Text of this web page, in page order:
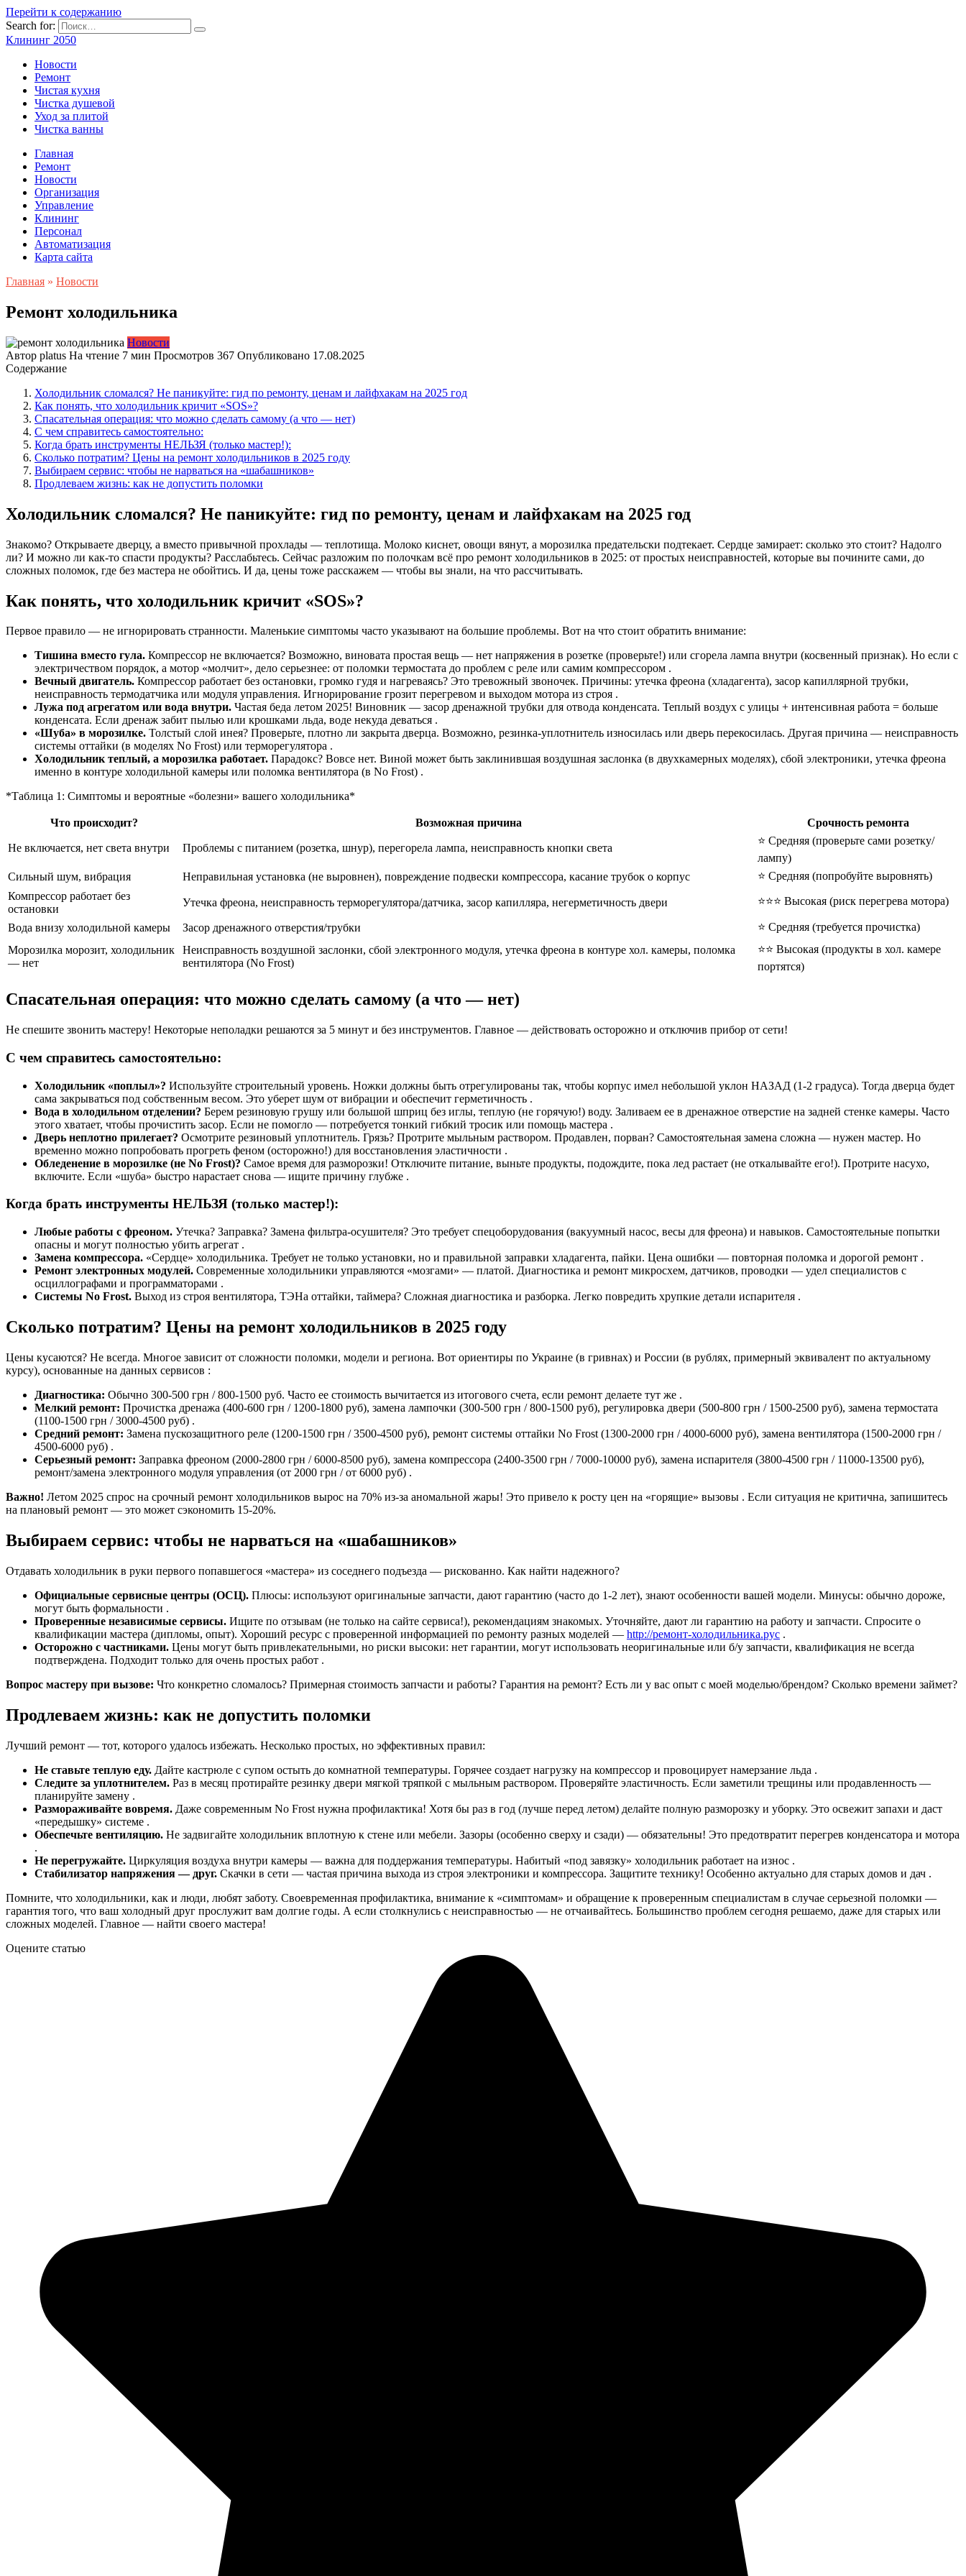
Перейти к содержанию
Search for:
Клининг 2050
Новости
Ремонт
Чистая кухня
Чистка душевой
Уход за плитой
Чистка ванны
Главная
Ремонт
Новости
Организация
Управление
Клининг
Персонал
Автоматизация
Карта сайта
Главная » Новости
Ремонт холодильника
Новости
Автор platus На чтение 7 мин Просмотров 367 Опубликовано 17.08.2025
Содержание
Холодильник сломался? Не паникуйте: гид по ремонту, ценам и лайфхакам на 2025 год
Как понять, что холодильник кричит «SOS»?
Спасательная операция: что можно сделать самому (а что — нет)
С чем справитесь самостоятельно:
Когда брать инструменты НЕЛЬЗЯ (только мастер!):
Сколько потратим? Цены на ремонт холодильников в 2025 году
Выбираем сервис: чтобы не нарваться на «шабашников»
Продлеваем жизнь: как не допустить поломки
Холодильник сломался? Не паникуйте: гид по ремонту, ценам и лайфхакам на 2025 год
Знакомо? Открываете дверцу, а вместо привычной прохлады — теплотища. Молоко киснет, овощи вянут, а морозилка предательски подтекает. Сердце замирает: сколько это стоит? Надолго
ли? И можно ли как-то спасти продукты? Расслабьтесь. Сейчас разложим по полочкам всё про ремонт холодильников в 2025: от простых неисправностей, которые вы почините сами, до
сложных поломок, где без мастера не обойтись. И да, цены тоже расскажем — чтобы вы знали, на что рассчитывать.
Как понять, что холодильник кричит «SOS»?
Первое правило — не игнорировать странности. Маленькие симптомы часто указывают на большие проблемы. Вот на что стоит обратить внимание:
Тишина вместо гула. Компрессор не включается? Возможно, виновата простая вещь — нет напряжения в розетке (проверьте!) или сгорела лампа внутри (косвенный признак). Но если с
электричеством порядок, а мотор «молчит», дело серьезнее: от поломки термостата до проблем с реле или самим компрессором .
Вечный двигатель. Компрессор работает без остановки, громко гудя и нагреваясь? Это тревожный звоночек. Причины: утечка фреона (хладагента), засор капиллярной трубки,
неисправность термодатчика или модуля управления. Игнорирование грозит перегревом и выходом мотора из строя .
Лужа под агрегатом или вода внутри. Частая беда летом 2025! Виновник — засор дренажной трубки для отвода конденсата. Теплый воздух с улицы + интенсивная работа = больше
конденсата. Если дренаж забит пылью или крошками льда, воде некуда деваться .
«Шуба» в морозилке. Толстый слой инея? Проверьте, плотно ли закрыта дверца. Возможно, резинка-уплотнитель износилась или дверь перекосилась. Другая причина — неисправность
системы оттайки (в моделях No Frost) или терморегулятора .
Холодильник теплый, а морозилка работает. Парадокс? Вовсе нет. Виной может быть заклинившая воздушная заслонка (в двухкамерных моделях), сбой электроники, утечка фреона
именно в контуре холодильной камеры или поломка вентилятора (в No Frost) .
*Таблица 1: Симптомы и вероятные «болезни» вашего холодильника*
Что происходит? Возможная причина Срочность ремонта
Не включается, нет света внутри Проблемы с питанием (розетка, шнур), перегорела лампа, неисправность кнопки света
⭐ Средняя (проверьте сами розетку/
лампу)
Сильный шум, вибрация
Неправильная установка (не выровнен), повреждение подвески компрессора, касание трубок о корпус
⭐ Средняя (попробуйте выровнять)
Компрессор работает без
остановки
Утечка фреона, неисправность терморегулятора/датчика, засор капилляра, негерметичность двери ⭐⭐⭐ Высокая (риск перегрева мотора)
Вода внизу холодильной камеры Засор дренажного отверстия/трубки
⭐ Средняя (требуется прочистка)
Морозилка морозит, холодильник
— нет
Неисправность воздушной заслонки, сбой электронного модуля, утечка фреона в контуре хол. камеры, поломка
вентилятора (No Frost)
⭐⭐ Высокая (продукты в хол. камере
портятся)
Спасательная операция: что можно сделать самому (а что — нет)
Не спешите звонить мастеру! Некоторые неполадки решаются за 5 минут и без инструментов. Главное — действовать осторожно и отключив прибор от сети!
С чем справитесь самостоятельно:
Холодильник «поплыл»? Используйте строительный уровень. Ножки должны быть отрегулированы так, чтобы корпус имел небольшой уклон НАЗАД (1-2 градуса). Тогда дверца будет
сама закрываться под собственным весом. Это уберет шум от вибрации и обеспечит герметичность .
Вода в холодильном отделении? Берем резиновую грушу или большой шприц без иглы, теплую (не горячую!) воду. Заливаем ее в дренажное отверстие на задней стенке камеры. Часто
этого хватает, чтобы прочистить засор. Если не помогло — потребуется тонкий гибкий тросик или помощь мастера .
Дверь неплотно прилегает? Осмотрите резиновый уплотнитель. Грязь? Протрите мыльным раствором. Продавлен, порван? Самостоятельная замена сложна — нужен мастер. Но
временно можно попробовать прогреть феном (осторожно!) для восстановления эластичности .
Обледенение в морозилке (не No Frost)? Самое время для разморозки! Отключите питание, выньте продукты, подождите, пока лед растает (не откалывайте его!). Протрите насухо,
включите. Если «шуба» быстро нарастает снова — ищите причину глубже .
Когда брать инструменты НЕЛЬЗЯ (только мастер!):
Любые работы с фреоном. Утечка? Заправка? Замена фильтра-осушителя? Это требует спецоборудования (вакуумный насос, весы для фреона) и навыков. Самостоятельные попытки
опасны и могут полностью убить агрегат .
Замена компрессора. «Сердце» холодильника. Требует не только установки, но и правильной заправки хладагента, пайки. Цена ошибки — повторная поломка и дорогой ремонт .
Ремонт электронных модулей. Современные холодильники управляются «мозгами» — платой. Диагностика и ремонт микросхем, датчиков, проводки — удел специалистов с
осциллографами и программаторами .
Системы No Frost. Выход из строя вентилятора, ТЭНа оттайки, таймера? Сложная диагностика и разборка. Легко повредить хрупкие детали испарителя .
Сколько потратим? Цены на ремонт холодильников в 2025 году
Цены кусаются? Не всегда. Многое зависит от сложности поломки, модели и региона. Вот ориентиры по Украине (в гривнах) и России (в рублях, примерный эквивалент по актуальному
курсу), основанные на данных сервисов :
Диагностика: Обычно 300-500 грн / 800-1500 руб. Часто ее стоимость вычитается из итогового счета, если ремонт делаете тут же .
Мелкий ремонт: Прочистка дренажа (400-600 грн / 1200-1800 руб), замена лампочки (300-500 грн / 800-1500 руб), регулировка двери (500-800 грн / 1500-2500 руб), замена термостата
(1100-1500 грн / 3000-4500 руб) .
Средний ремонт: Замена пускозащитного реле (1200-1500 грн / 3500-4500 руб), ремонт системы оттайки No Frost (1300-2000 грн / 4000-6000 руб), замена вентилятора (1500-2000 грн /
4500-6000 руб) .
Серьезный ремонт: Заправка фреоном (2000-2800 грн / 6000-8500 руб), замена компрессора (2400-3500 грн / 7000-10000 руб), замена испарителя (3800-4500 грн / 11000-13500 руб),
ремонт/замена электронного модуля управления (от 2000 грн / от 6000 руб) .
Важно! Летом 2025 спрос на срочный ремонт холодильников вырос на 70% из-за аномальной жары! Это привело к росту цен на «горящие» вызовы . Если ситуация не критична, запишитесь
на плановый ремонт — это может сэкономить 15-20%.
Выбираем сервис: чтобы не нарваться на «шабашников»
Отдавать холодильник в руки первого попавшегося «мастера» из соседнего подъезда — рискованно. Как найти надежного?
Официальные сервисные центры (ОСЦ). Плюсы: используют оригинальные запчасти, дают гарантию (часто до 1-2 лет), знают особенности вашей модели. Минусы: обычно дороже,
могут быть формальности .
Проверенные независимые сервисы. Ищите по отзывам (не только на сайте сервиса!), рекомендациям знакомых. Уточняйте, дают ли гарантию на работу и запчасти. Спросите о
квалификации мастера (дипломы, опыт). Хороший ресурс с проверенной информацией по ремонту разных моделей — http://ремонт-холодильника.рус .
Осторожно с частниками. Цены могут быть привлекательными, но риски высоки: нет гарантии, могут использовать неоригинальные или б/у запчасти, квалификация не всегда
подтверждена. Подходит только для очень простых работ .
Вопрос мастеру при вызове: Что конкретно сломалось? Примерная стоимость запчасти и работы? Гарантия на ремонт? Есть ли у вас опыт с моей моделью/брендом? Сколько времени займет?
Продлеваем жизнь: как не допустить поломки
Лучший ремонт — тот, которого удалось избежать. Несколько простых, но эффективных правил:
Не ставьте теплую еду. Дайте кастрюле с супом остыть до комнатной температуры. Горячее создает нагрузку на компрессор и провоцирует намерзание льда .
Следите за уплотнителем. Раз в месяц протирайте резинку двери мягкой тряпкой с мыльным раствором. Проверяйте эластичность. Если заметили трещины или продавленность —
планируйте замену .
Размораживайте вовремя. Даже современным No Frost нужна профилактика! Хотя бы раз в год (лучше перед летом) делайте полную разморозку и уборку. Это освежит запахи и даст
«передышку» системе .
Обеспечьте вентиляцию. Не задвигайте холодильник вплотную к стене или мебели. Зазоры (особенно сверху и сзади) — обязательны! Это предотвратит перегрев конденсатора и мотора
.
Не перегружайте. Циркуляция воздуха внутри камеры — важна для поддержания температуры. Набитый «под завязку» холодильник работает на износ .
Стабилизатор напряжения — друг. Скачки в сети — частая причина выхода из строя электроники и компрессора. Защитите технику! Особенно актуально для старых домов и дач .
Помните, что холодильники, как и люди, любят заботу. Своевременная профилактика, внимание к «симптомам» и обращение к проверенным специалистам в случае серьезной поломки —
гарантия того, что ваш холодный друг прослужит вам долгие годы. А если столкнулись с неисправностью — не отчаивайтесь. Большинство проблем сегодня решаемо, даже для старых или
сложных моделей. Главное — найти своего мастера!
Оцените статью